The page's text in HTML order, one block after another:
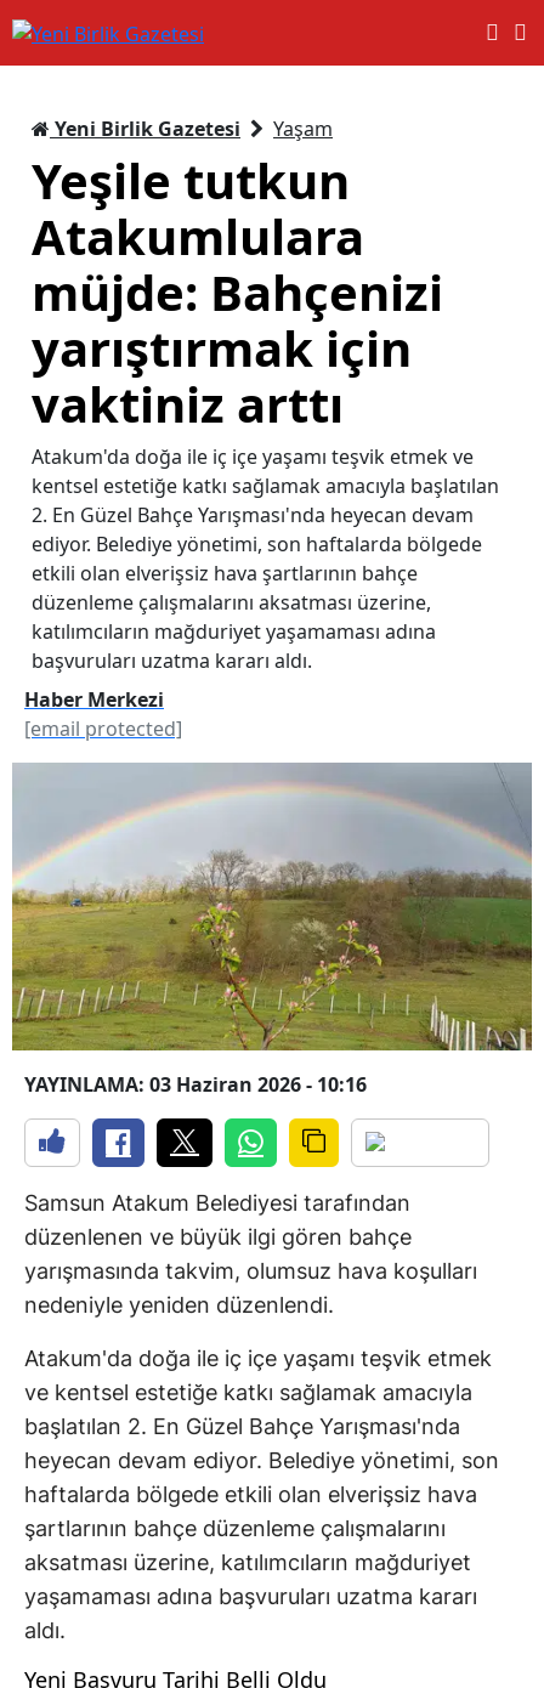
Yeni Birlik Gazetesi Yaşam
Yeşile tutkun
Atakumlulara
müjde: Bahçenizi
yarıştırmak için
vaktiniz arttı
Atakum'da doğa ile iç içe yaşamı teşvik etmek ve
kentsel estetiğe katkı sağlamak amacıyla başlatılan
2. En Güzel Bahçe Yarışması'nda heyecan devam
ediyor. Belediye yönetimi, son haftalarda bölgede
etkili olan elverişsiz hava şartlarının bahçe
düzenleme çalışmalarını aksatması üzerine,
katılımcıların mağduriyet yaşamaması adına
başvuruları uzatma kararı aldı.
Haber Merkezi
[email protected]
YAYINLAMA: 03 Haziran 2026 - 10:16
Samsun Atakum Belediyesi tarafından
düzenlenen ve büyük ilgi gören bahçe
yarışmasında takvim, olumsuz hava koşulları
nedeniyle yeniden düzenlendi.
Atakum'da doğa ile iç içe yaşamı teşvik etmek
ve kentsel estetiğe katkı sağlamak amacıyla
başlatılan 2. En Güzel Bahçe Yarışması'nda
heyecan devam ediyor. Belediye yönetimi, son
haftalarda bölgede etkili olan elverişsiz hava
şartlarının bahçe düzenleme çalışmalarını
aksatması üzerine, katılımcıların mağduriyet
yaşamaması adına başvuruları uzatma kararı
aldı.
Yeni Başvuru Tarihi Belli Oldu